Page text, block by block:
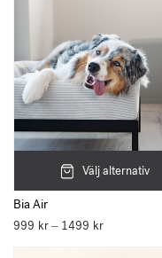
Välj alternativ
Bia Air
999 kr – 1499 krPrisintervall: